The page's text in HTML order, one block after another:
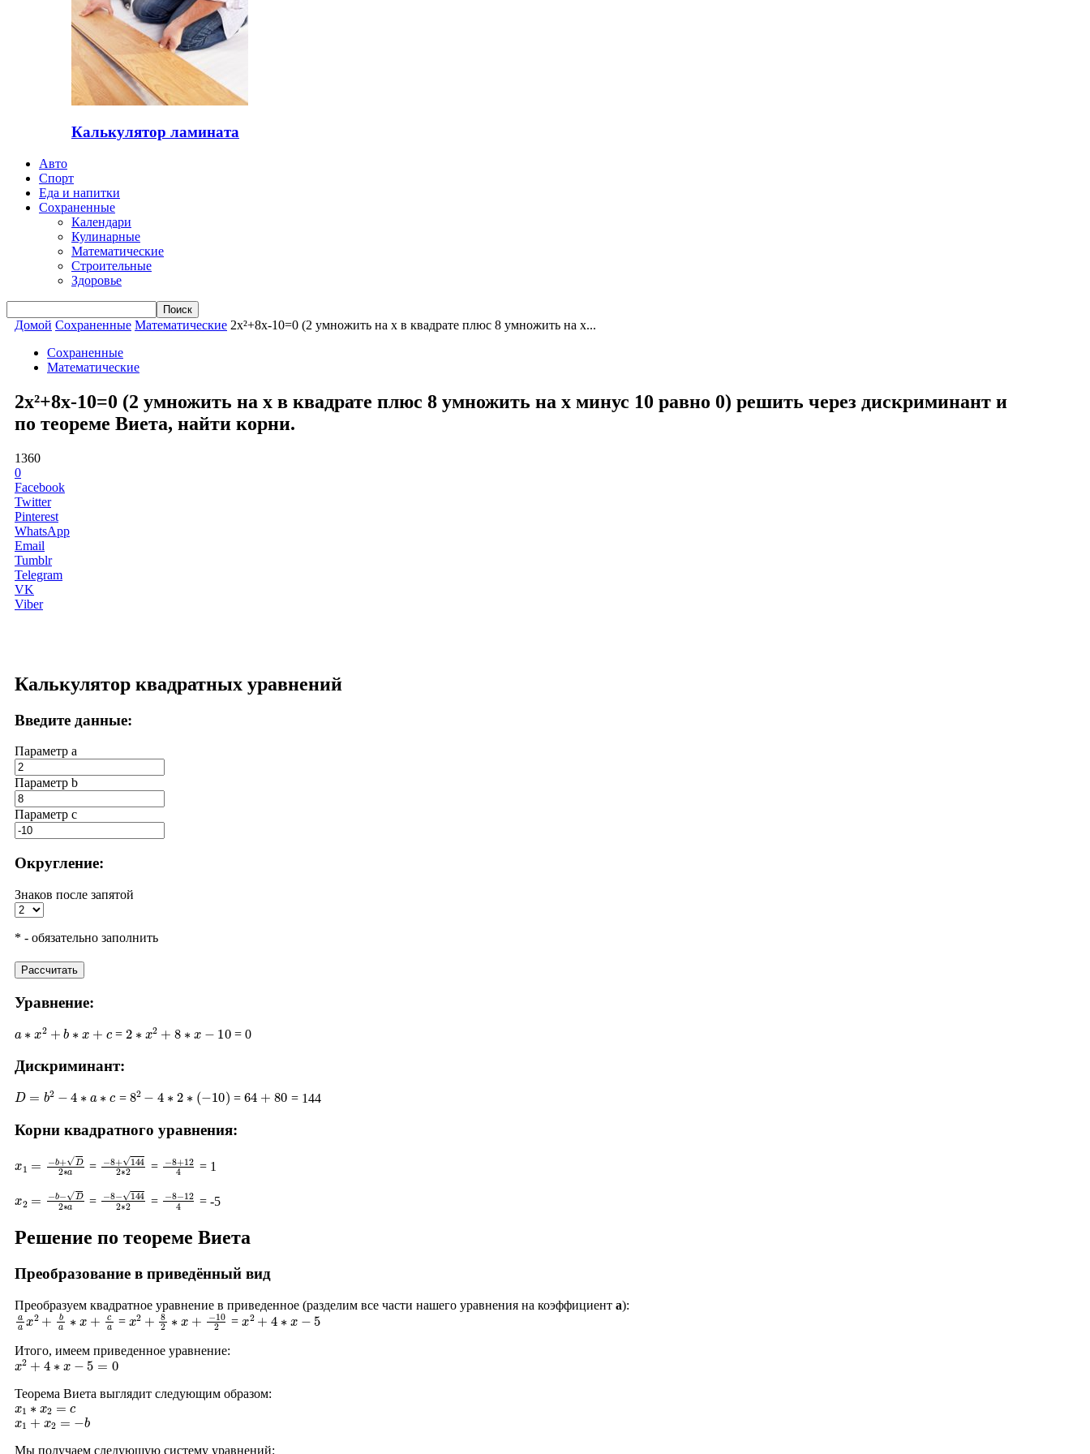
Калькулятор ламината
Авто
Спорт
Еда и напитки
Сохраненные
Календари
Кулинарные
Математические
Строительные
Здоровье
Домой Сохраненные Математические 2x²+8x-10=0 (2 умножить на x в квадрате плюс 8 умножить на x...
Сохраненные
Математические
2x²+8x-10=0 (2 умножить на x в квадрате плюс 8 умножить на x минус 10 равно 0) решить через дискриминант и
по теореме Виета, найти корни.
1360
0
Facebook
Twitter
Pinterest
WhatsApp
Email
Tumblr
Telegram
VK
Viber
Калькулятор квадратных уравнений
Введите данные:
Параметр a
Параметр b
Параметр с
Округление:
Знаков после запятой
* - обязательно заполнить
Рассчитать
Уравнение:
2 b ∗ = 2 2 + ∗ = 0
Дискриминант:
D= 2− a = 82 ∗ 2∗ − 10 ) =64 + 80 = 144
Корни квадратного уравнения:
+ D2∗ = 8 + 144 = 8 + 12 = 1
b−D2∗ = −8−144 2
= −8−12 = -5
Решение по теореме Виета
Преобразование в приведённый вид
Преобразуем квадратное уравнение в приведенное (разделим все части нашего уравнения на коэффициент a):
aax2+ba∗x+ca = x2+82∗x+−102 =x2+4∗x−5
Итого, имеем приведенное уравнение:
x2+4∗x−5=0
Теорема Виета выглядит следующим образом:
x1∗x2= c
x1 + x2 =− b
Мы получаем следующую систему уравнений: